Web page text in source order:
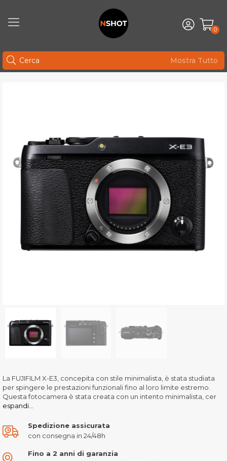
0
Mostra Tutto
La FUJIFILM X-E3, concepita con stile minimalista, è stata studiata
per spingere le prestazioni funzionali fino al loro limite estremo.
Questa fotocamera è stata creata con un intento minimalista, cer
espandi...
Spedizione assicurata
con consegna in 24/48h
Fino a 2 anni di garanzia